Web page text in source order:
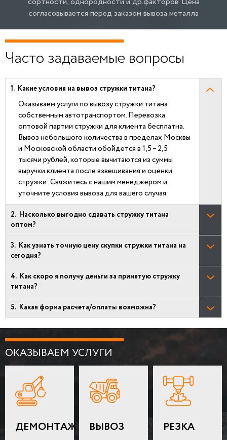
согласовывается перед заказом вывоза металла
Часто задаваемые вопросы
Какие условия на вывоз стружки титана?
Оказываем услуги по вывозу стружки титана
собственным автотранспортом. Перевозка
оптовой партии стружки для клиента бесплатна.
Вывоз небольшого количества в пределах Москвы
и Московской области обойдется в 1,5 – 2,5
тысячи рублей, которые вычитаются из суммы
выручки клиента после взвешивания и оценки
стружки . Свяжитесь с нашим менеджером и
уточните условия вывоза для вашего случая.
Насколько выгодно сдавать стружку титана
оптом?
Как узнать точную цену скупки стружки титана на
сегодня?
Как скоро я получу деньги за принятую стружку
титана?
Какая форма расчета/оплаты возможна?
ОКАЗЫВАЕМ УСЛУГИ
ДЕМОНТАЖ ВЫВОЗ РЕЗКА